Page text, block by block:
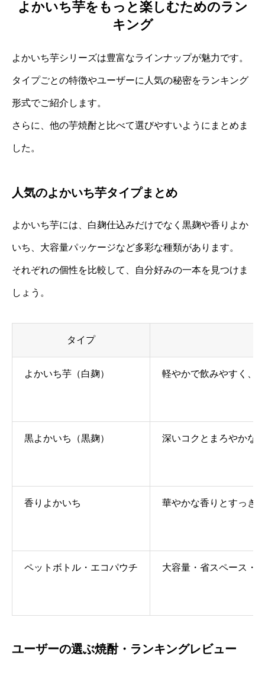
よかいち芋をもっと楽しむためのラン
キング
よかいち芋シリーズは豊富なラインナップが魅力です。
タイプごとの特徴やユーザーに人気の秘密をランキング
形式でご紹介します。
さらに、他の芋焼酎と比べて選びやすいようにまとめま
した。
人気のよかいち芋タイプまとめ
よかいち芋には、白麹仕込みだけでなく黒麹や香りよか
いち、大容量パッケージなど多彩な種類があります。
それぞれの個性を比較して、自分好みの一本を見つけま
しょう。
タイプ
よかいち芋（白麹） 軽やかで飲みやすく、
黒よかいち（黒麹） 深いコクとまろやかな
香りよかいち 華やかな香りとすっき
ペットボトル・エコパウチ 大容量・省スペース・
ユーザーの選ぶ焼酎・ランキングレビュー